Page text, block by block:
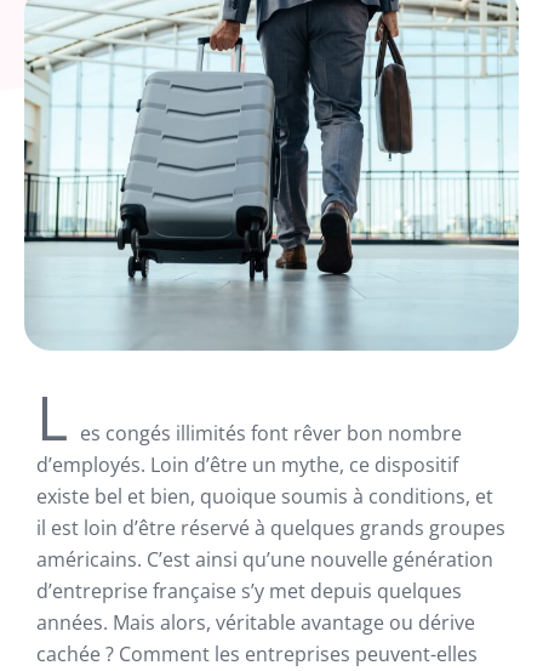
L es congés illimités font rêver bon nombre
d’employés. Loin d’être un mythe, ce dispositif
existe bel et bien, quoique soumis à conditions, et
il est loin d’être réservé à quelques grands groupes
américains. C’est ainsi qu’une nouvelle génération
d’entreprise française s’y met depuis quelques
années. Mais alors, véritable avantage ou dérive
cachée ? Comment les entreprises peuvent-elles